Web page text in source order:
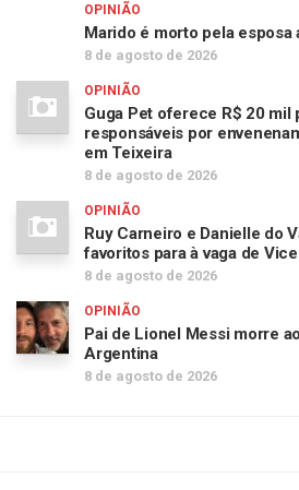
OPINIÃO
Marido é morto pela esposa
8 de agosto de 2026
OPINIÃO
Guga Pet oferece R$ 20
responsáveis por
em Teixeira
8 de agosto de 2026
OPINIÃO
Ruy Carneiro e Danielle do
favoritos para à vaga de
8 de agosto de 2026
OPINIÃO
Pai de Lionel Messi morre
Argentina
8 de agosto de 2026